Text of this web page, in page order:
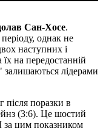
Сан-Хосе.
однак не
наступних і
на передостанній
залишаються лідерами
поразки в
(3:6). Це шостий
за цим показником